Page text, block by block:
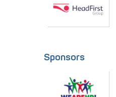
Sponsors